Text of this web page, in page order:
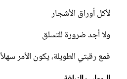
لأكل أوراق الأشجار
ولا أجد ضرورة للتسلق
فمع رقبتي الطويلة، يكون الأمر سهلاً